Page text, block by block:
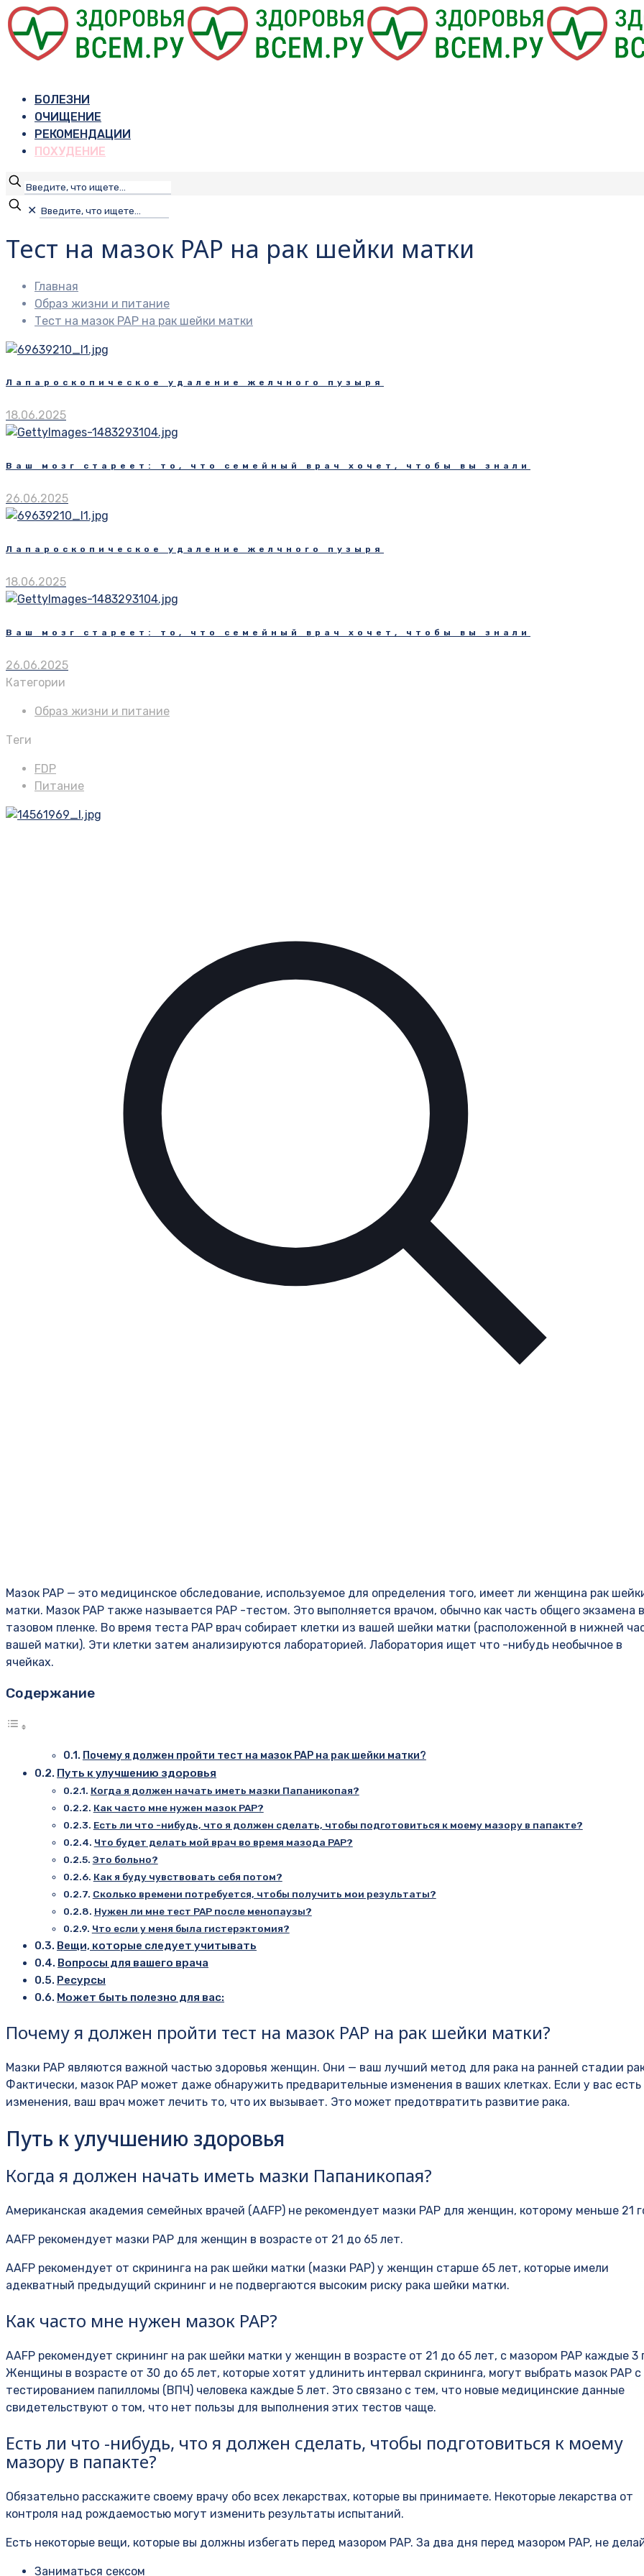
БОЛЕЗНИ
ОЧИЩЕНИЕ
РЕКОМЕНДАЦИИ
ПОХУДЕНИЕ
✕
Тест на мазок PAP на рак шейки матки
Главная
Образ жизни и питание
Тест на мазок PAP на рак шейки матки
Лапароскопическое удаление желчного пузыря
18.06.2025
Ваш мозг стареет: то, что семейный врач хочет, чтобы вы знали
26.06.2025
Лапароскопическое удаление желчного пузыря
18.06.2025
Ваш мозг стареет: то, что семейный врач хочет, чтобы вы знали
26.06.2025
Категории
Образ жизни и питание
Теги
FDP
Питание
Мазок PAP — это медицинское обследование, используемое для определения того, имеет ли женщина рак
матки. Мазок PAP также называется PAP -тестом. Это выполняется врачом, обычно как часть общего экзамена в
тазовом пленке. Во время теста PAP врач собирает клетки из вашей шейки матки (расположенной в нижней
вашей матки). Эти клетки затем анализируются лабораторией. Лаборатория ищет что -нибудь необычное в
ячейках.
Содержание
Почему я должен пройти тест на мазок PAP на рак шейки матки?
Путь к улучшению здоровья
Когда я должен начать иметь мазки Папаникопая?
Как часто мне нужен мазок PAP?
Есть ли что -нибудь, что я должен сделать, чтобы подготовиться к моему мазору в папакте?
Что будет делать мой врач во время мазода PAP?
Это больно?
Как я буду чувствовать себя потом?
Сколько времени потребуется, чтобы получить мои результаты?
Нужен ли мне тест PAP после менопаузы?
Что если у меня была гистерэктомия?
Вещи, которые следует учитывать
Вопросы для вашего врача
Ресурсы
Может быть полезно для вас:
Почему я должен пройти тест на мазок PAP на рак шейки матки?
Мазки PAP являются важной частью здоровья женщин. Они — ваш лучший метод для рака на ранней стадии
Фактически, мазок PAP может даже обнаружить предварительные изменения в ваших клетках. Если у вас есть
изменения, ваш врач может лечить то, что их вызывает. Это может предотвратить развитие рака.
Путь к улучшению здоровья
Когда я должен начать иметь мазки Папаникопая?
Американская академия семейных врачей (AAFP) не рекомендует мазки PAP для женщин, которому меньше 21
AAFP рекомендует мазки PAP для женщин в возрасте от 21 до 65 лет.
AAFP рекомендует от скрининга на рак шейки матки (мазки PAP) у женщин старше 65 лет, которые имели
адекватный предыдущий скрининг и не подвергаются высоким риску рака шейки матки.
Как часто мне нужен мазок PAP?
AAFP рекомендует скрининг на рак шейки матки у женщин в возрасте от 21 до 65 лет, с мазором PAP каждые 3
Женщины в возрасте от 30 до 65 лет, которые хотят удлинить интервал скрининга, могут выбрать мазок PAP с
тестированием папилломы (ВПЧ) человека каждые 5 лет. Это связано с тем, что новые медицинские данные
свидетельствуют о том, что нет пользы для выполнения этих тестов чаще.
Есть ли что -нибудь, что я должен сделать, чтобы подготовиться к моему
мазору в папакте?
Обязательно расскажите своему врачу обо всех лекарствах, которые вы принимаете. Некоторые лекарства от
контроля над рождаемостью могут изменить результаты испытаний.
Есть некоторые вещи, которые вы должны избегать перед мазором PAP. За два дня перед мазором PAP, не
Заниматься сексом